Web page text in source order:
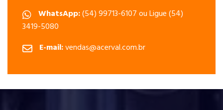
WhatsApp:(54) 99713-6107 ou Ligue (54)
3419-5080
E-mail:vendas@acerval.com.br